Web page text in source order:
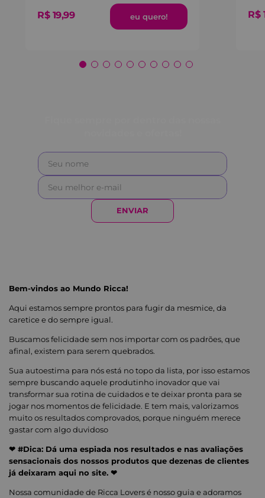
R$ 19,99 R$
ENVIAR
Bem-vindos ao Mundo Ricca!
Aqui estamos sempre prontos para fugir da mesmice, da
caretice e do sempre igual.
Buscamos felicidade sem nos importar com os padrões, que
afinal, existem para serem quebrados.
Sua autoestima para nós está no topo da lista, por isso estamos
sempre buscando aquele produtinho inovador que vai
transformar sua rotina de cuidados e te deixar pronta para se
jogar nos momentos de felicidade. E tem mais, valorizamos
muito os resultados comprovados, porque ninguém merece
gastar com algo duvidoso
❤ #Dica: Dá uma espiada nos resultados e nas avaliações
sensacionais dos nossos produtos que dezenas de clientes
já deixaram aqui no site. ❤
Nossa comunidade de Ricca Lovers é nosso guia e adoramos